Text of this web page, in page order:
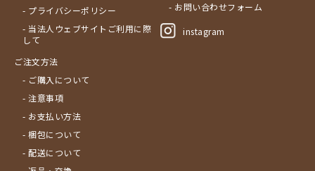
- プライバシーポリシー
- 当法人ウェブサイトご利用に際
して
ご注文方法
- ご購入について
- 注意事項
- お支払い方法
- 梱包について
- 配送について
- お問い合わせフォーム
instagram